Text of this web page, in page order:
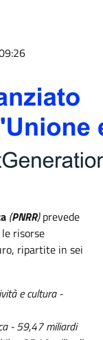
(PNRR)prevede
risorse
ripartite in sei
e cultura -
- 59,47 miliardi